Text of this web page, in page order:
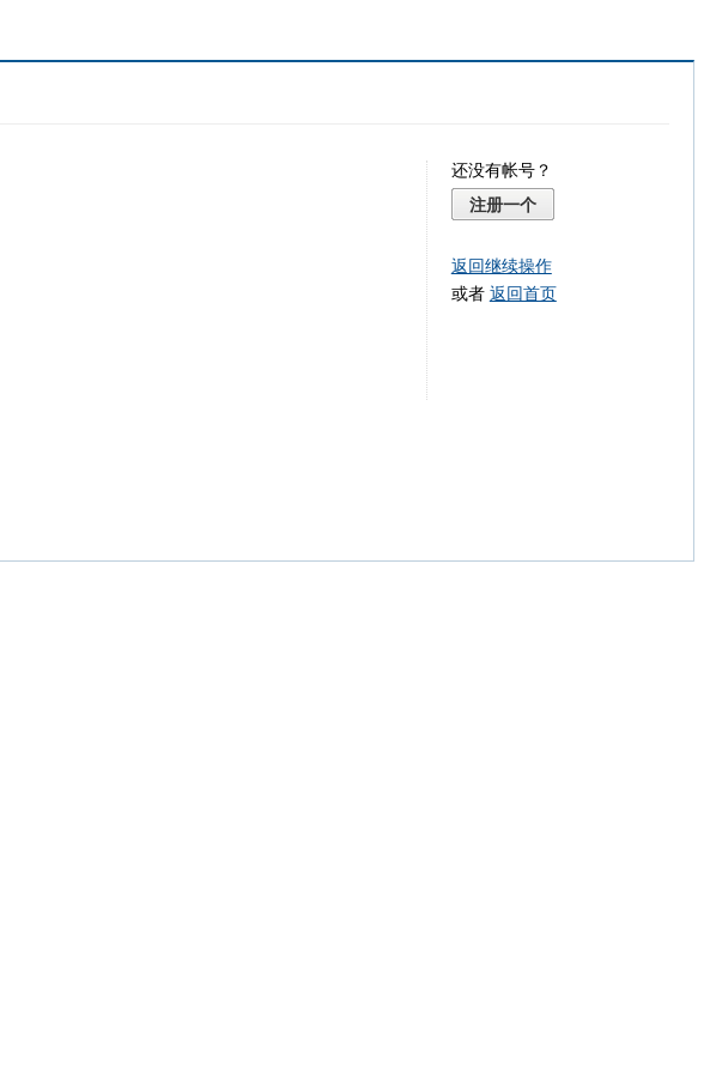
还没有帐号？
注册一个
返回继续操作
或者 返回首页